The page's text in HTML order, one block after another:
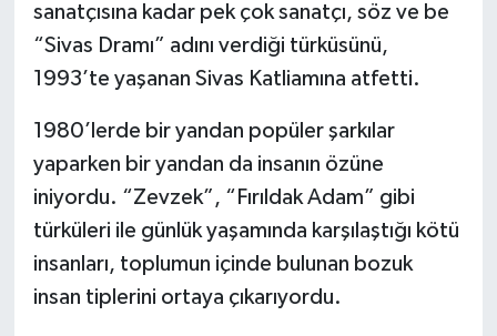
sanatçısına kadar pek çok sanatçı, söz ve be
“Sivas Dramı” adını verdiği türküsünü,
1993’te yaşanan Sivas Katliamına atfetti.
1980’lerde bir yandan popüler şarkılar
yaparken bir yandan da insanın özüne
iniyordu. “Zevzek”, “Fırıldak Adam” gibi
türküleri ile günlük yaşamında karşılaştığı kötü
insanları, toplumun içinde bulunan bozuk
insan tiplerini ortaya çıkarıyordu.